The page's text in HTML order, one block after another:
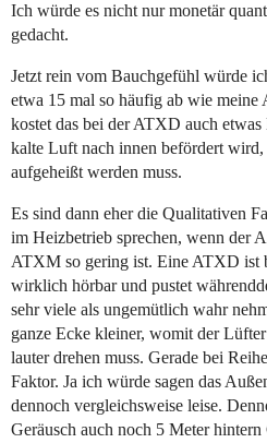
Ich würde es nicht nur monetär
gedacht.
Jetzt rein vom Bauchgefühl würde
etwa 15 mal so häufig ab wie
kostet das bei der ATXD auch
kalte Luft nach innen befördert
aufgeheißt werden muss.
Es sind dann eher die Qualitativen
im Heizbetrieb sprechen, wenn der
ATXM so gering ist. Eine ATXD ist
wirklich hörbar und pustet
sehr viele als ungemütlich wahr
ganze Ecke kleiner, womit der
lauter drehen muss. Gerade bei
Faktor. Ja ich würde sagen das
dennoch vergleichsweise leise.
Geräusch auch noch 5 Meter